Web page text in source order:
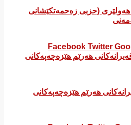
هەولێری (حزبی زەحمەتکێشانی
Facebook Twitter
هەرێم هێزەچەپەكانی